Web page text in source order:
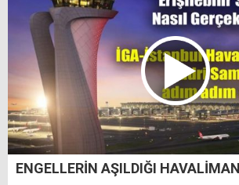
ENGELLERİN AŞILDIĞI